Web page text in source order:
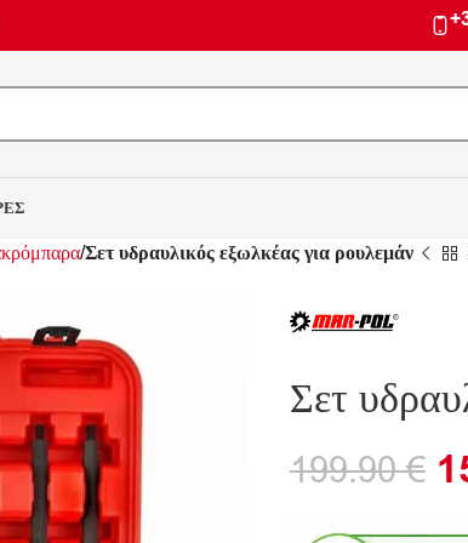
Σετ υδραυλικός εξωλκέας για ρουλεμάν
Σετ
199.90€